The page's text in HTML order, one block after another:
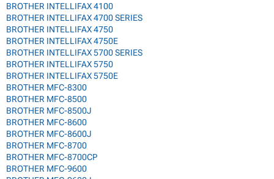
BROTHER INTELLIFAX 4100
BROTHER INTELLIFAX 4700 SERIES
BROTHER INTELLIFAX 4750
BROTHER INTELLIFAX 4750E
BROTHER INTELLIFAX 5700 SERIES
BROTHER INTELLIFAX 5750
BROTHER INTELLIFAX 5750E
BROTHER MFC-8300
BROTHER MFC-8500
BROTHER MFC-8500J
BROTHER MFC-8600
BROTHER MFC-8600J
BROTHER MFC-8700
BROTHER MFC-8700CP
BROTHER MFC-9600